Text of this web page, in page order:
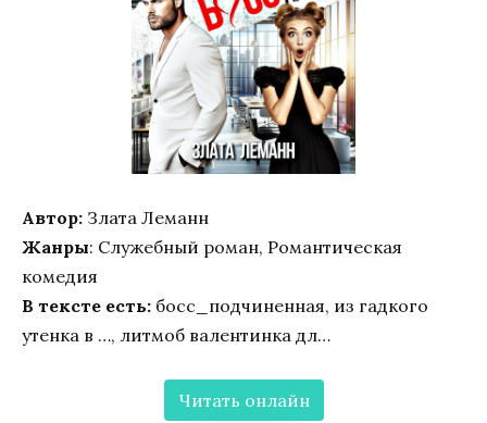
Автор: Злата Леманн
Жанры: Служебный роман, Романтическая
комедия
В тексте есть: босс_подчиненная, из гадкого
утенка в …, литмоб валентинка дл…
Читать онлайн